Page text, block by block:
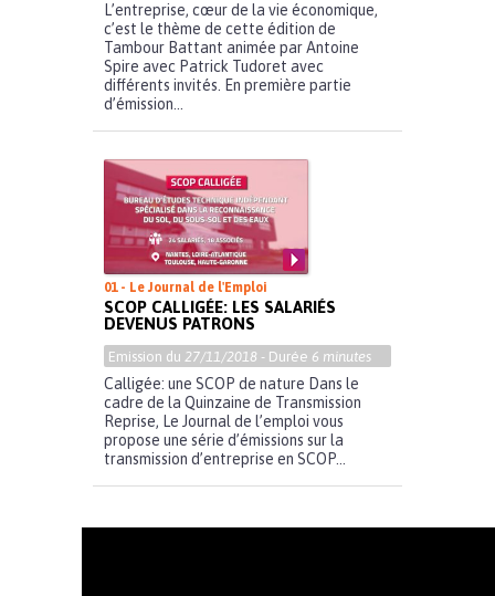
L’entreprise, cœur de la vie économique,
c’est le thème de cette édition de
Tambour Battant animée par Antoine
Spire avec Patrick Tudoret avec
différents invités. En première partie
d’émission...
01 - Le Journal de l'Emploi
SCOP CALLIGÉE: LES SALARIÉS
DEVENUS PATRONS
Emission du 27/11/2018 - Durée 6 minutes
Calligée: une SCOP de nature Dans le
cadre de la Quinzaine de Transmission
Reprise, Le Journal de l’emploi vous
propose une série d’émissions sur la
transmission d’entreprise en SCOP...